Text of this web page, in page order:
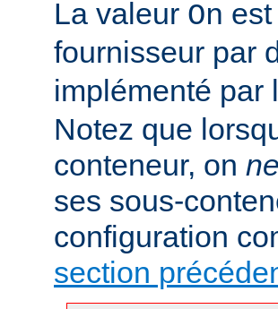
La valeur On
fournisseur par
implémenté
Notez que
conteneur, on
ses sous-
configuration
section